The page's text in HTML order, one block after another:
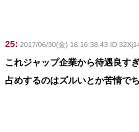
25: 2017/06/30(金) 16:16:38.43
これジャップ企業から待遇良す
占めするのはズルいとか苦情で